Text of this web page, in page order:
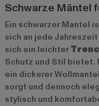
Schwarze Mäntel
Ein schwarzer Mantel
sich an jede
sich ein leichter
Schutz und Stil bietet.
ein dickerer
sorgt und dennoch
stylisch und